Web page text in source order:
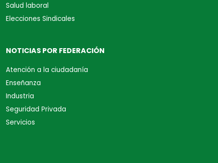
Salud laboral
Elecciones Sindicales
NOTICIAS POR FEDERACIÓN
Atención a la ciudadanía
Enseñanza
Industria
Seguridad Privada
Servicios